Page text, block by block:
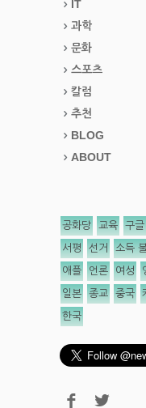
IT
과학
문화
스포츠
칼럼
추천
BLOG
ABOUT
공화당 교육 구글
서평 선거 소득
애플 언론 여성
일본 종교 중국
한국